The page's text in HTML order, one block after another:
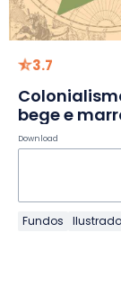
3.7
bege e
Download
Fundos Ilustrado